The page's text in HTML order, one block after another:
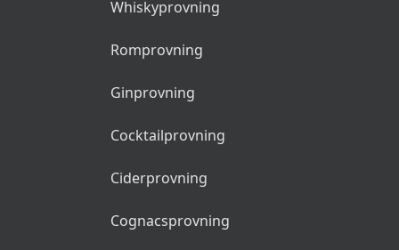
PROVNINGAR
Ölprovning
Vinprovning
Champagneprovning
Bubbelprovning
Whiskyprovning